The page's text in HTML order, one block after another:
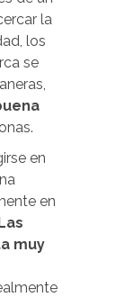
la
los
se
en
en
muy